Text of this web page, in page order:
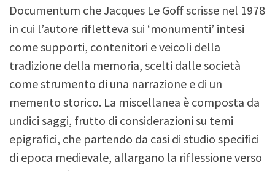
Documentum che Jacques Le Goff scrisse nel 1978
in cui l’autore rifletteva sui ‘monumenti’ intesi
come supporti, contenitori e veicoli della
tradizione della memoria, scelti dalle società
come strumento di una narrazione e di un
memento storico. La miscellanea è composta da
undici saggi, frutto di considerazioni su temi
epigrafici, che partendo da casi di studio specifici
di epoca medievale, allargano la riflessione verso